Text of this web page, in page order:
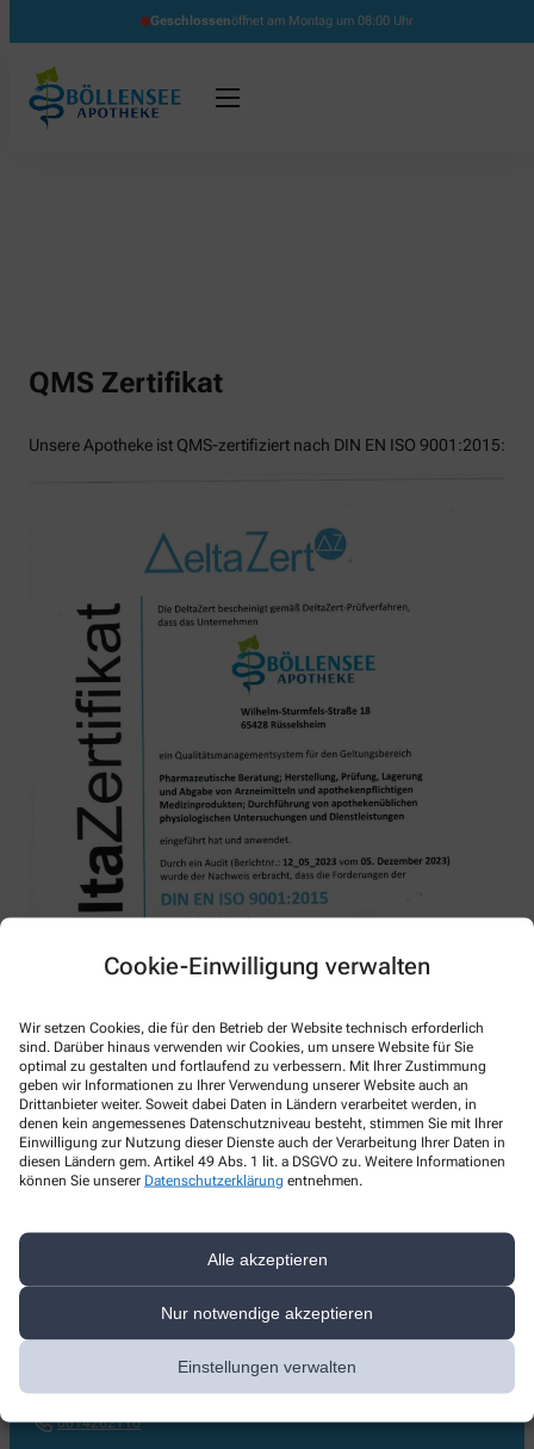
Cookie-Einwilligung verwalten
Wir setzen Cookies, die für den Betrieb der Website technisch erforderlich
sind. Darüber hinaus verwenden wir Cookies, um unsere Website für Sie
optimal zu gestalten und fortlaufend zu verbessern. Mit Ihrer Zustimmung
geben wir Informationen zu Ihrer Verwendung unserer Website auch an
Drittanbieter weiter. Soweit dabei Daten in Ländern verarbeitet werden, in
denen kein angemessenes Datenschutzniveau besteht, stimmen Sie mit Ihrer
Einwilligung zur Nutzung dieser Dienste auch der Verarbeitung Ihrer Daten in
diesen Ländern gem. Artikel 49 Abs. 1 lit. a DSGVO zu. Weitere Informationen
können Sie unserer Datenschutzerklärung entnehmen.
Alle akzeptieren
Nur notwendige akzeptieren
Einstellungen verwalten
Geschlossenöffnet am Montag um 08:00 Uhr
QMS Zertifikat
Unsere Apotheke ist QMS-zertifiziert nach DIN EN ISO 9001:2015:
Kontakt
Wilhelm-Sturmfels-Str. 18,65428 Rüsselsheim
0614262110